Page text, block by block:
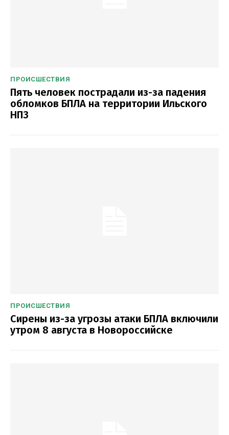
ПРОИСШЕСТВИЯ
Пять человек пострадали из-за падения
обломков БПЛА на территории Ильского
НПЗ
ПРОИСШЕСТВИЯ
Сирены из-за угрозы атаки БПЛА включили
утром 8 августа в Новороссийске